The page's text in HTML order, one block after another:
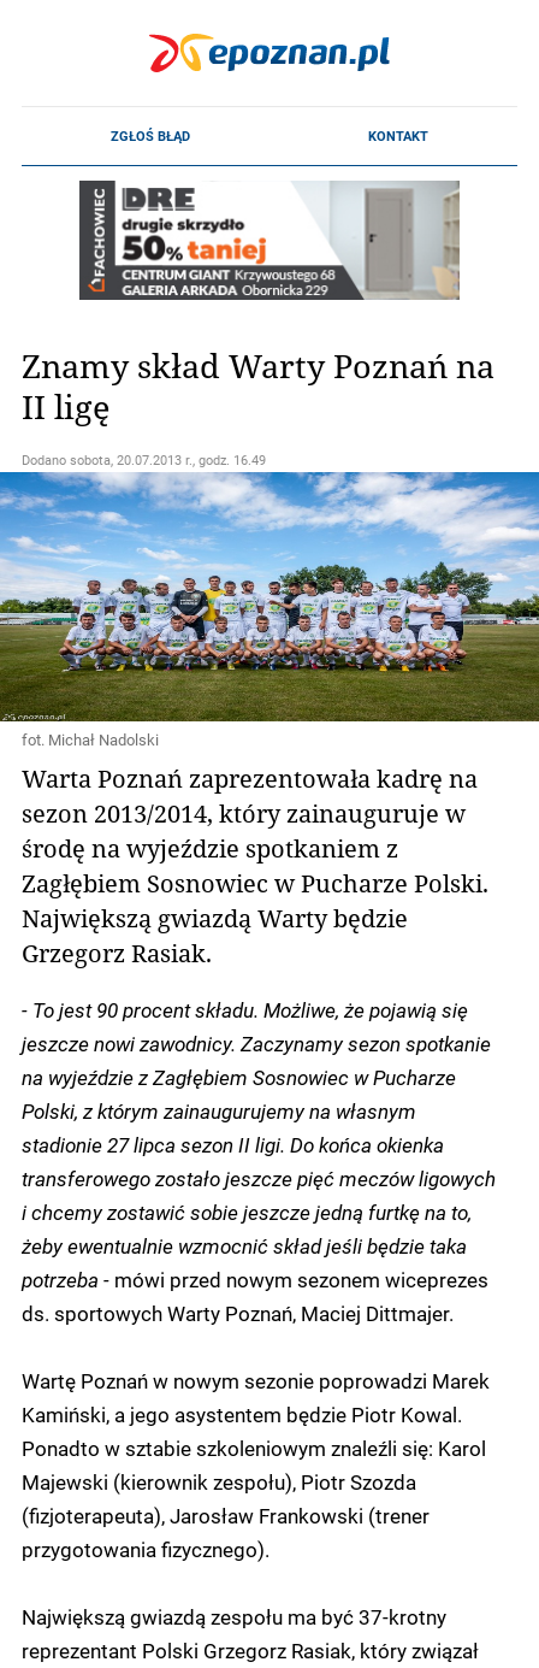
Znamy skład Warty Poznań na
II ligę
Dodano sobota, 20.07.2013 r., godz. 16.49
fot. Michał Nadolski
Warta Poznań zaprezentowała kadrę na
sezon 2013/2014, który zainauguruje w
środę na wyjeździe spotkaniem z
Zagłębiem Sosnowiec w Pucharze Polski.
Największą gwiazdą Warty będzie
Grzegorz Rasiak.
- To jest 90 procent składu. Możliwe, że pojawią się
jeszcze nowi zawodnicy. Zaczynamy sezon spotkanie
na wyjeździe z Zagłębiem Sosnowiec w Pucharze
Polski, z którym zainaugurujemy na własnym
stadionie 27 lipca sezon II ligi. Do końca okienka
transferowego zostało jeszcze pięć meczów ligowych
i chcemy zostawić sobie jeszcze jedną furtkę na to,
żeby ewentualnie wzmocnić skład jeśli będzie taka
potrzeba - mówi przed nowym sezonem wiceprezes
ds. sportowych Warty Poznań, Maciej Dittmajer.
Wartę Poznań w nowym sezonie poprowadzi Marek
Kamiński, a jego asystentem będzie Piotr Kowal.
Ponadto w sztabie szkoleniowym znaleźli się: Karol
Majewski (kierownik zespołu), Piotr Szozda
(fizjoterapeuta), Jarosław Frankowski (trener
przygotowania fizycznego).
Największą gwiazdą zespołu ma być 37-krotny
reprezentant Polski Grzegorz Rasiak, który związał